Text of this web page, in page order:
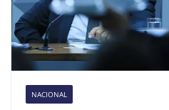
NACIONAL